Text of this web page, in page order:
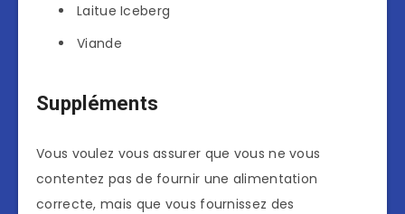
Laitue Iceberg
Viande
Suppléments
Vous voulez vous assurer que vous ne vous
contentez pas de fournir une alimentation
correcte, mais que vous fournissez des